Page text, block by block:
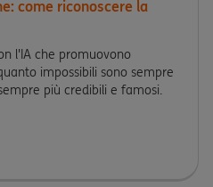
come riconoscere la
l'IA che promuovono
impossibili sono sempre
più credibili e famosi.
trading online: come riconoscere